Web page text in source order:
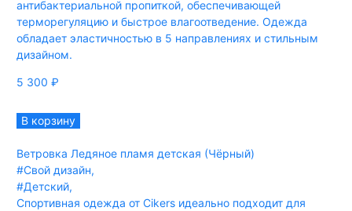
антибактериальной пропиткой, обеспечивающей
терморегуляцию и быстрое влагоотведение. Одежда
обладает эластичностью в 5 направлениях и стильным
дизайном.
5 300 ₽
В корзину
Ветровка Ледяное пламя детская (Чёрный)
#Свой дизайн,
#Детский,
Спортивная одежда от Cikers идеально подходит для